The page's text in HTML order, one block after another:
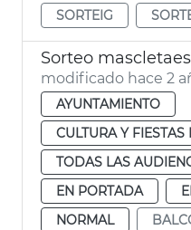
SORTEIG
Sorteo
modificado hace 2
AYUNTAMIENTO
CULTURA Y FIESTAS
TODAS LAS
EN PORTADA
NORMAL